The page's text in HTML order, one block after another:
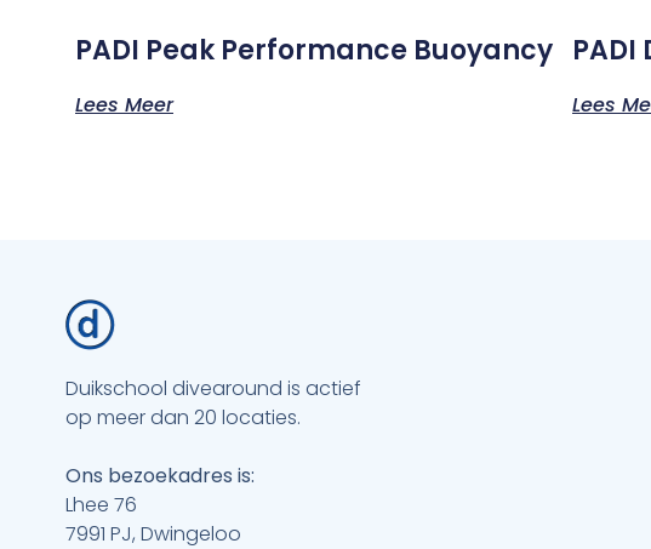
PADI Peak Performance Buoyancy
Lees Meer
PADI
Lees
Duikschool divearound is actief
op meer dan 20 locaties.
Ons bezoekadres is:
Lhee 76
7991 PJ, Dwingeloo